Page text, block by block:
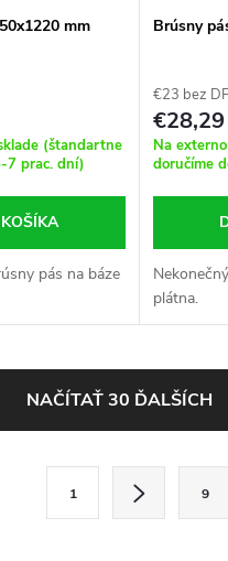
mm
(štandartne
7 prac. dní)
pás na báze
Brúsny
€23 bez
€28,29
Na
doručíme
plátna.
NAČÍTAŤ 30 ĎALŠÍCH
1 9